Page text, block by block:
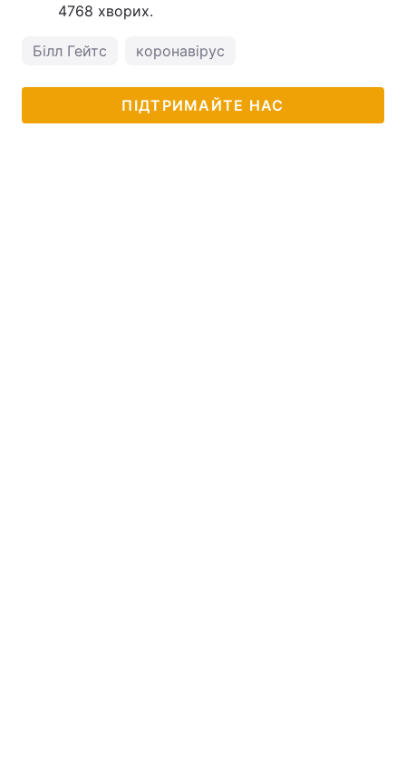
4768 хворих.
Білл Гейтс коронавірус
ПІДТРИМАЙТЕ НАС